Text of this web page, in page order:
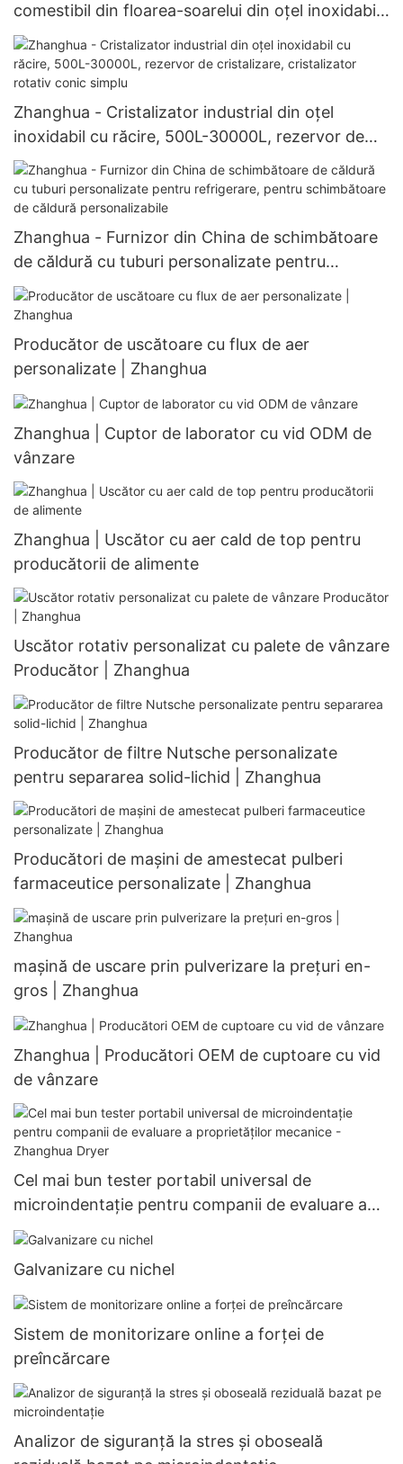
comestibil din floarea-soarelui din oțel inoxidabil,
cel mai bun preț pentru alimente sanitare
Zhanghua - Cristalizator industrial din oțel
inoxidabil cu răcire, 500L-30000L, rezervor de
cristalizare, cristalizator rotativ conic simplu
Zhanghua - Furnizor din China de schimbătoare
de căldură cu tuburi personalizate pentru
refrigerare, pentru schimbătoare de căldură
personalizabile
Producător de uscătoare cu flux de aer
personalizate | Zhanghua
Zhanghua | Cuptor de laborator cu vid ODM de
vânzare
Zhanghua | Uscător cu aer cald de top pentru
producătorii de alimente
Uscător rotativ personalizat cu palete de vânzare
Producător | Zhanghua
Producător de filtre Nutsche personalizate
pentru separarea solid-lichid | Zhanghua
Producători de mașini de amestecat pulberi
farmaceutice personalizate | Zhanghua
mașină de uscare prin pulverizare la prețuri en-
gros | Zhanghua
Zhanghua | Producători OEM de cuptoare cu vid
de vânzare
Cel mai bun tester portabil universal de
microindentație pentru companii de evaluare a
proprietăților mecanice - Zhanghua Dryer
Galvanizare cu nichel
Sistem de monitorizare online a forței de
preîncărcare
Analizor de siguranță la stres și oboseală